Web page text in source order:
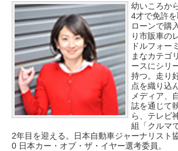
幼いころか
4才で免許
ローンで購
り市販車の
ドルフォー
まなカテゴ
ースにシリ
持つ。走り
点を織り込
メディア、
誌を通じて
ら、テレビ
組「クルマ
2年目を迎える。日本自動車ジャーナリスト
0 日本カー・オブ・ザ・イヤー選考委員。